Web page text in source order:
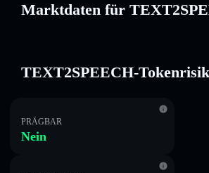
Marktdaten für
TEXT2SPEECH-
PRÄGBAR
Nein